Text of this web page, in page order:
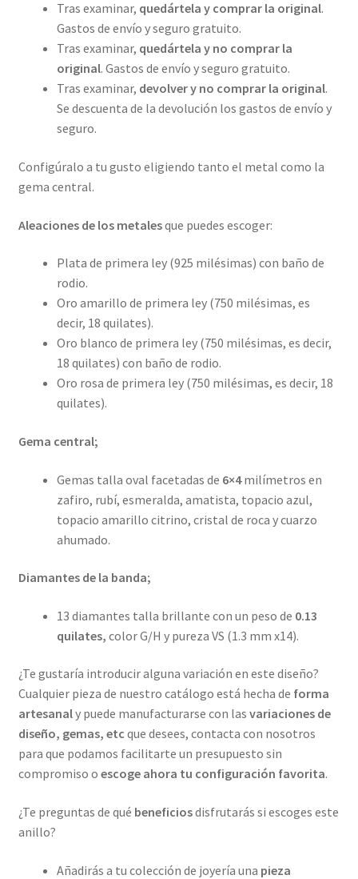
Tras examinar, quedártela y comprar la original.
Gastos de envío y seguro gratuito.
Tras examinar, quedártela y no comprar la
original. Gastos de envío y seguro gratuito.
Tras examinar, devolver y no comprar la original.
Se descuenta de la devolución los gastos de envío y
seguro.
Configúralo a tu gusto eligiendo tanto el metal como la
gema central.
Aleaciones de los metalesque puedes escoger:
Plata de primera ley (925 milésimas) con baño de
rodio.
Oro amarillo de primera ley (750 milésimas, es
decir, 18 quilates).
Oro blanco de primera ley (750 milésimas, es decir,
18 quilates) con baño de rodio.
Oro rosa de primera ley (750 milésimas, es decir, 18
quilates).
Gema central;
Gemas talla oval facetadas de 6×4milímetros en
zafiro, rubí, esmeralda, amatista, topacio azul,
topacio amarillo citrino, cristal de roca y cuarzo
ahumado.
Diamantes de la banda;
13 diamantes talla brillante con un peso de 0.13
quilates, color G/H y pureza VS (1.3 mm x14).
¿Te gustaría introducir alguna variación en este diseño?
Cualquier pieza de nuestro catálogo está hecha de forma
artesanaly puede manufacturarse con las variaciones de
diseño, gemas, etc que desees, contacta con nosotros
para que podamos facilitarte un presupuesto sin
compromiso o escoge ahora tu configuración favorita.
¿Te preguntas de qué beneficiosdisfrutarás si escoges este
anillo?
Añadirás a tu colección de joyería una pieza